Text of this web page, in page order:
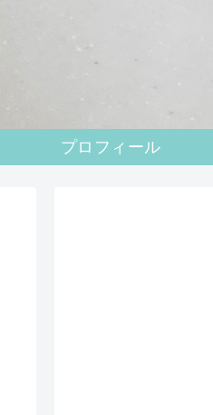
プロフィール